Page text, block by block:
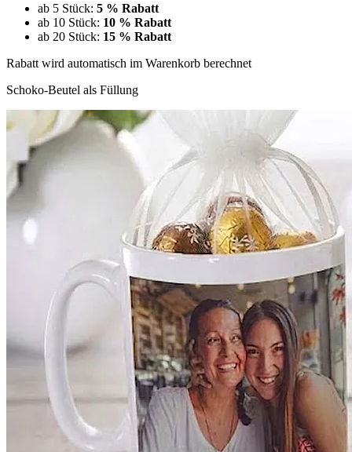
ab 5 Stück: 5 % Rabatt
ab 10 Stück: 10 % Rabatt
ab 20 Stück: 15 % Rabatt
Rabatt wird automatisch im Warenkorb berechnet
Schoko-Beutel als Füllung